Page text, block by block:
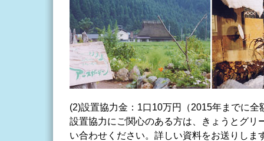
(2)設置協力金：1口10万円（2015年までに全
設置協力にご関心のある方は、きょうとグリ
い合わせください。詳しい資料をお送りしま